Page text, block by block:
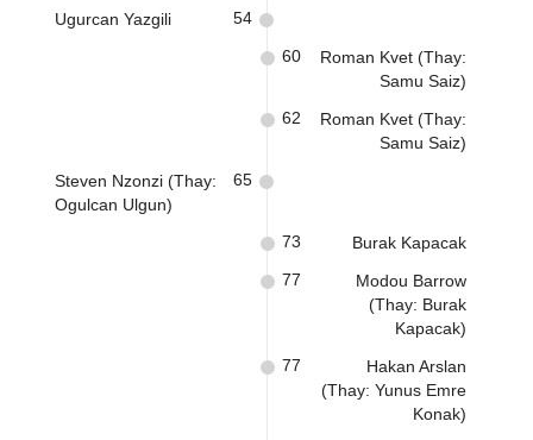
Ugurcan Yazgili 54
Roman Kvet (Thay:
Samu Saiz)
60
Roman Kvet (Thay:
Samu Saiz)
62
Steven Nzonzi (Thay:
Ogulcan Ulgun)
65
Burak Kapacak
73
Modou Barrow
(Thay: Burak
Kapacak)
77
Hakan Arslan
(Thay: Yunus Emre
Konak)
77